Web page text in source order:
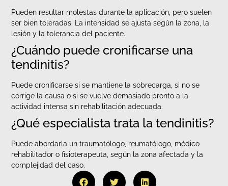
Pueden resultar molestas durante la aplicación, pero suelen
ser bien toleradas. La intensidad se ajusta según la zona, la
lesión y la tolerancia del paciente.
¿Cuándo puede cronificarse una
tendinitis?
Puede cronificarse si se mantiene la sobrecarga, si no se
corrige la causa o si se vuelve demasiado pronto a la
actividad intensa sin rehabilitación adecuada.
¿Qué especialista trata la tendinitis?
Puede abordarla un traumatólogo, reumatólogo, médico
rehabilitador o fisioterapeuta, según la zona afectada y la
complejidad del caso.